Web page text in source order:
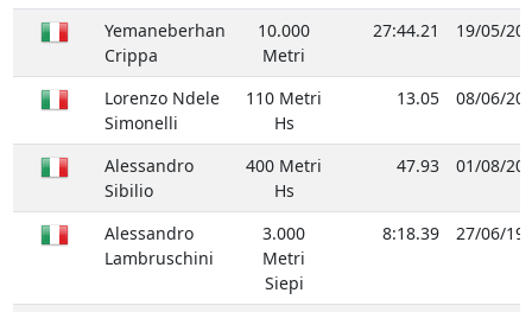
Yemaneberhan
Crippa
10.000
Metri
27:44.21 19/05/
Lorenzo Ndele
Simonelli
110 Metri
Hs
13.05 08/06/
Alessandro
Sibilio
400 Metri
Hs
47.93 01/08/
Alessandro
Lambruschini
3.000
Metri
Siepi
8:18.39 27/06/